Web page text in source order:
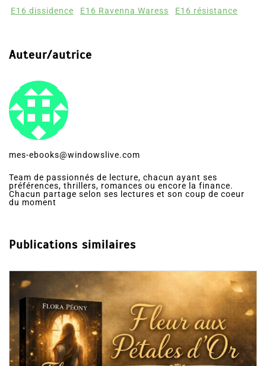
E16 dissidence E16 Ravenna Waress E16 résistance
Auteur/autrice
mes-ebooks@windowslive.com
Team de passionnés de lecture, chacun ayant ses
préférences, thrillers, romances ou encore la finance.
Chacun partage selon ses lectures et son coup de coeur
du moment
Publications similaires